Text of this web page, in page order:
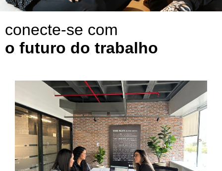
conecte-se com
o futuro do trabalho